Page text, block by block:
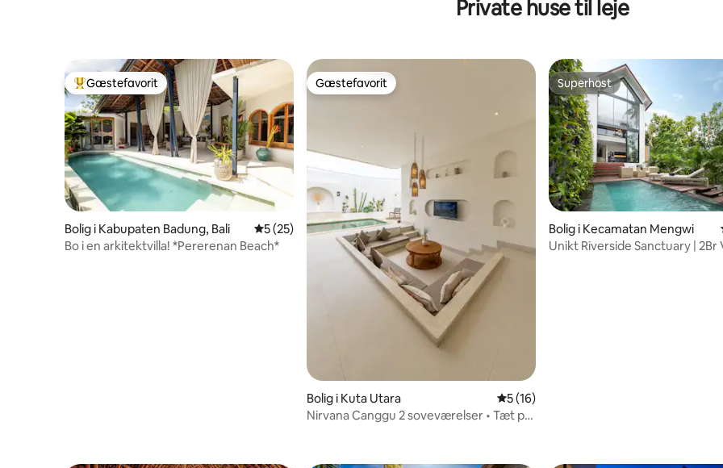
Private huse til leje
Bedste gæstefavorit
Gæstefavorit
Bolig i Kabupaten Badung, Bali 5 ud af 5 i gennemsnitlig bedømmelse, 25 omtaler
5 (25)
Bo i en arkitektvilla! *Pererenan Beach*
Gæstefavorit
Gæstefavorit
Bolig i Kuta Utara 5 ud af 5 i gennemsnitlig bedømmelse,
5 (16)
Nirvana Canggu 2 soveværelser • Tæt på
Superhost
Superhost
Bolig i Kecamatan Mengwi
Unikt Riverside Sanctuary | 2Br